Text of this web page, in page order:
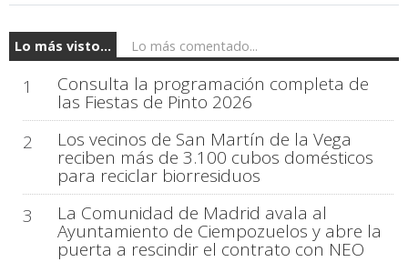
Lo más visto... Lo más comentado...
1 Consulta la programación completa de
las Fiestas de Pinto 2026
2
Los vecinos de San Martín de la Vega
reciben más de 3.100 cubos domésticos
para reciclar biorresiduos
3
La Comunidad de Madrid avala al
Ayuntamiento de Ciempozuelos y abre la
puerta a rescindir el contrato con NEO